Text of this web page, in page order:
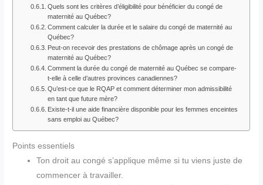
Quels sont les critères d’éligibilité pour bénéficier du congé de
maternité au Québec?
Comment calculer la durée et le salaire du congé de maternité au
Québec?
Peut-on recevoir des prestations de chômage après un congé de
maternité au Québec?
Comment la durée du congé de maternité au Québec se compare-
t-elle à celle d’autres provinces canadiennes?
Qu’est-ce que le RQAP et comment déterminer mon admissibilité
en tant que future mère?
Existe-t-il une aide financière disponible pour les femmes enceintes
sans emploi au Québec?
Points essentiels
Ton droit au congé s’applique même si tu viens juste de
commencer à travailler.